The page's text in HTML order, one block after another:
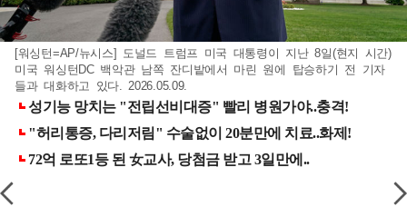
[워싱턴=AP/뉴시스] 도널드 트럼프 미국 대통령이 지난 8일(현지 시간)
미국 워싱턴DC 백악관 남쪽 잔디밭에서 마린 원에 탑승하기 전 기자
들과 대화하고 있다. 2026.05.09.